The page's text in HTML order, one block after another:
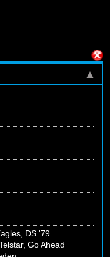
DS '79
Go Ahead